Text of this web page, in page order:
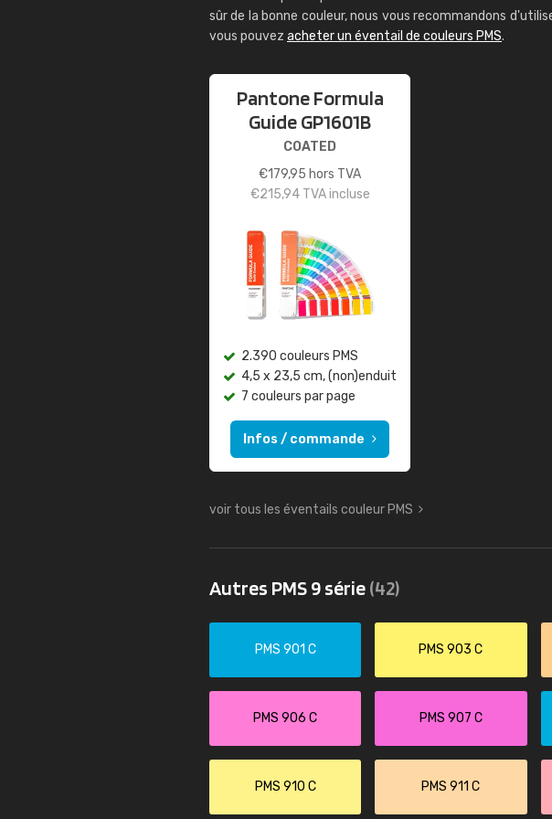
sûr de la bonne couleur, nous vous recommandons
vous pouvez acheter un éventail de couleurs PMS.
Pantone Formula
Guide GP1601B
COATED
€179,95 hors TVA
€215,94TVA incluse
2.390 couleurs PMS
4,5 x 23,5 cm, (non)enduit
7 couleurs par page
Infos / commande
voir tous les éventails couleur PMS
Autres PMS 9 série(42)
PMS 901 C PMS 903 C
PMS 906 C PMS 907 C
PMS 910 C PMS 911 C